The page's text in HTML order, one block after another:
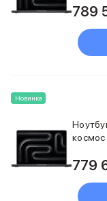
789
Новинка
779